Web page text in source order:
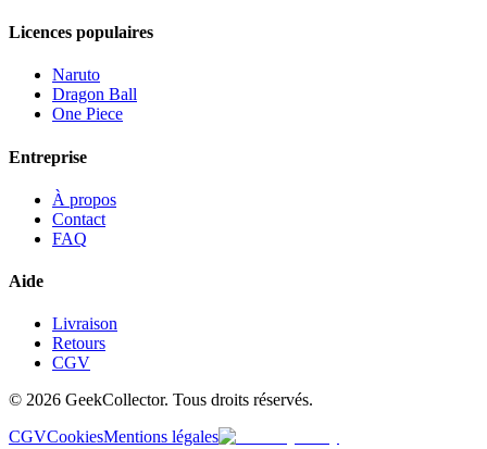
Licences populaires
Naruto
Dragon Ball
One Piece
Entreprise
À propos
Contact
FAQ
Aide
Livraison
Retours
CGV
© 2026 GeekCollector. Tous droits réservés.
CGVCookiesMentions légales